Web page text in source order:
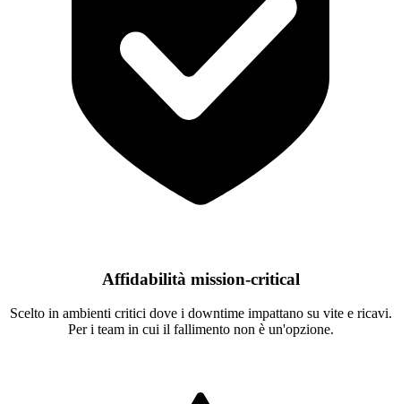
Affidabilità mission-critical
Scelto in ambienti critici dove i downtime impattano su vite e ricavi.
Per i team in cui il fallimento non è un'opzione.